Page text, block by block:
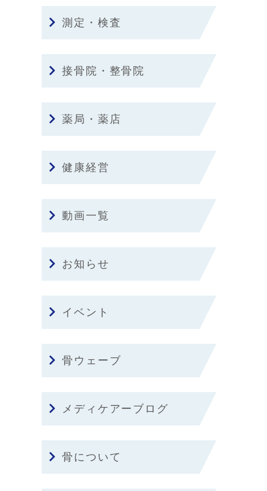
測定・検査
接骨院・整骨院
薬局・薬店
健康経営
動画一覧
お知らせ
イベント
骨ウェーブ
メディケアーブログ
骨について